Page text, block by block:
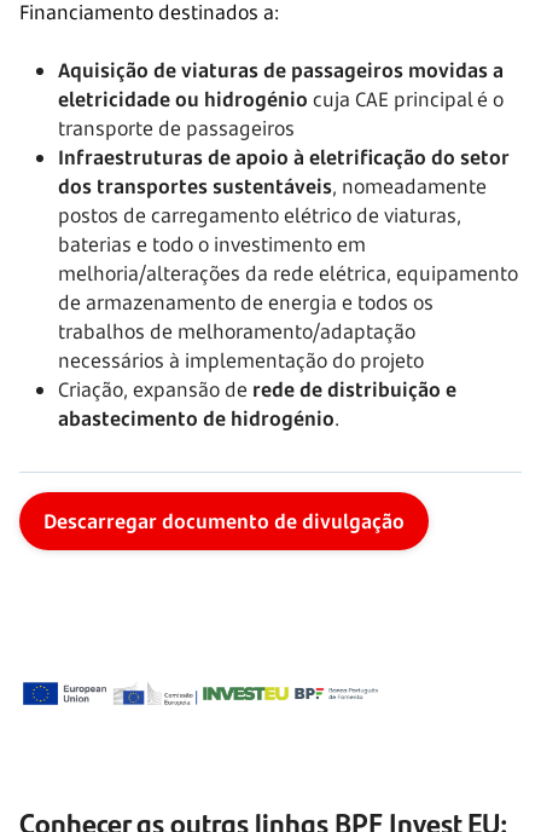
Financiamento destinados a:
Aquisição de viaturas de passageiros movidas a
eletricidade ou hidrogénio cuja CAE principal é o
transporte de passageiros
Infraestruturas de apoio à eletrificação do setor
dos transportes sustentáveis, nomeadamente
postos de carregamento elétrico de viaturas,
baterias e todo o investimento em
melhoria/alterações da rede elétrica, equipamento
de armazenamento de energia e todos os
trabalhos de melhoramento/adaptação
necessários à implementação do projeto
Criação, expansão de rede de distribuição e
abastecimento de hidrogénio.
Descarregar documento de divulgação
Conhecer as outras linhas BPF Invest EU: